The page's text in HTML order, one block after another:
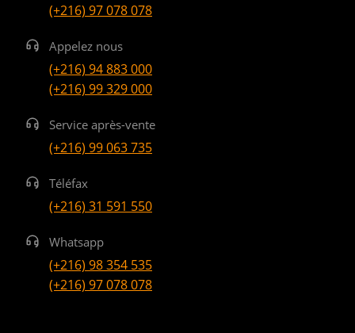
(+216) 97 078 078
Appelez nous
(+216) 94 883 000
(+216) 99 329 000
Service après-vente
(+216) 99 063 735
Téléfax
(+216) 31 591 550
Whatsapp
(+216) 98 354 535
(+216) 97 078 078